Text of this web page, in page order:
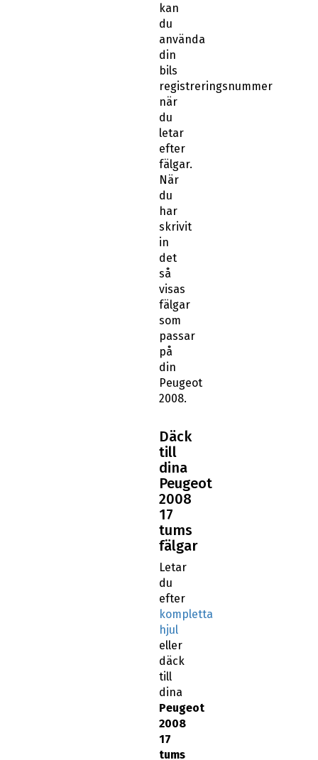
kan
du
använda
din
bils
registreringsnummer
när
du
letar
efter
fälgar.
När
du
har
skrivit
in
det
så
visas
fälgar
som
passar
på
din
Peugeot
2008.
Däck
till
dina
Peugeot
2008
17
tums
fälgar
Letar
du
efter
kompletta
hjul
eller
däck
till
dina
Peugeot
2008
17
tums